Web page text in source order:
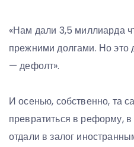
«Нам дали 3,5 миллиарда
прежними долгами. Но это
— дефолт».
И осенью, собственно, та
превратиться в реформу,
отдали в залог